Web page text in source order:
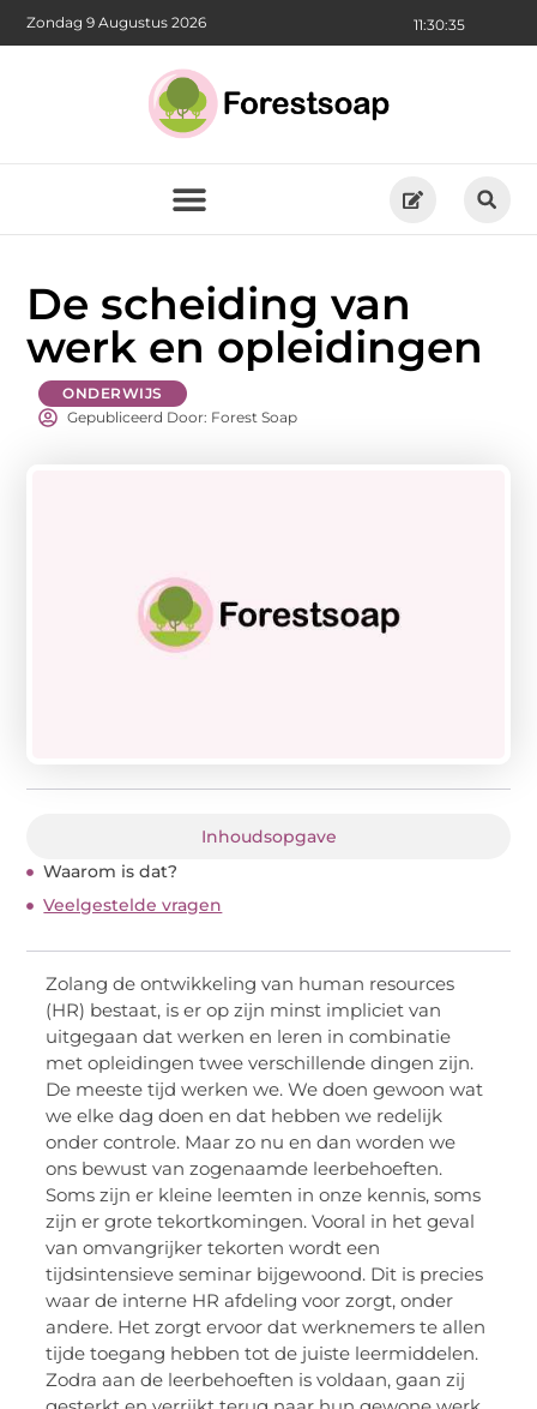
11:30:36
Zondag 9 Augustus 2026
De scheiding van
werk en opleidingen
ONDERWIJS
Gepubliceerd Door: Forest Soap
Inhoudsopgave
Waarom is dat?
Veelgestelde vragen
Zolang de ontwikkeling van human resources
(HR) bestaat, is er op zijn minst impliciet van
uitgegaan dat werken en leren in combinatie
met opleidingen twee verschillende dingen zijn.
De meeste tijd werken we. We doen gewoon wat
we elke dag doen en dat hebben we redelijk
onder controle. Maar zo nu en dan worden we
ons bewust van zogenaamde leerbehoeften.
Soms zijn er kleine leemten in onze kennis, soms
zijn er grote tekortkomingen. Vooral in het geval
van omvangrijker tekorten wordt een
tijdsintensieve seminar bijgewoond. Dit is precies
waar de interne HR afdeling voor zorgt, onder
andere. Het zorgt ervoor dat werknemers te allen
tijde toegang hebben tot de juiste leermiddelen.
Zodra aan de leerbehoeften is voldaan, gaan zij